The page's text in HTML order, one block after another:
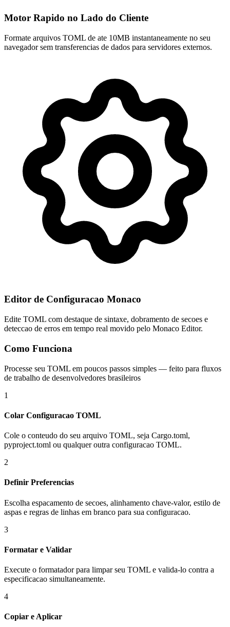
Motor Rapido no Lado do Cliente
Formate arquivos TOML de ate 10MB instantaneamente no seu
navegador sem transferencias de dados para servidores externos.
Editor de Configuracao Monaco
Edite TOML com destaque de sintaxe, dobramento de secoes e
deteccao de erros em tempo real movido pelo Monaco Editor.
Como Funciona
Processe seu TOML em poucos passos simples — feito para fluxos
de trabalho de desenvolvedores brasileiros
1
Colar Configuracao TOML
Cole o conteudo do seu arquivo TOML, seja Cargo.toml,
pyproject.toml ou qualquer outra configuracao TOML.
2
Definir Preferencias
Escolha espacamento de secoes, alinhamento chave-valor, estilo de
aspas e regras de linhas em branco para sua configuracao.
3
Formatar e Validar
Execute o formatador para limpar seu TOML e valida-lo contra a
especificacao simultaneamente.
4
Copiar e Aplicar